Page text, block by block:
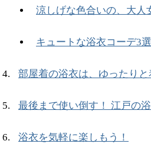
涼しげな色合いの、大人
キュートな浴衣コーデ3
部屋着の浴衣は、ゆったりと
最後まで使い倒す！ 江戸の
浴衣を気軽に楽しもう！